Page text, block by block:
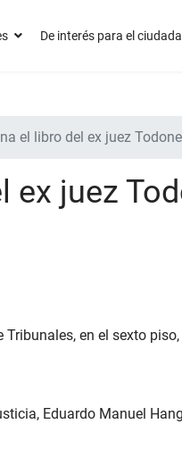
De interés para el
el libro del ex juez
juez
en el sexto
Eduardo Manuel